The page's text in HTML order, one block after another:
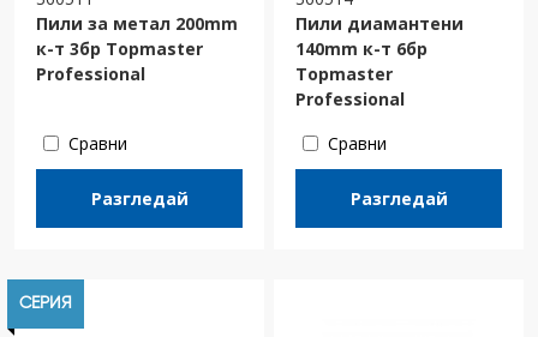
Пили за метал 200mm
к-т 3бр Topmaster
Professional
Сравни
Разгледай
Пили диамантени
140mm к-т 6бр
Topmaster
Professional
Сравни
Разгледай
СЕРИЯ